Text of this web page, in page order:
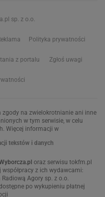
sp. z o.o.
Polityka prywatności
z portalu Zgłoś uwagi
zgody na zwielokrotnianie ani inne
w tym serwisie, w celu
Więcej informacji w
tekstów i danych
oraz serwisu tokfm.pl
z ich wydawcami:
Agory sp. z o.o.
po wykupieniu płatnej